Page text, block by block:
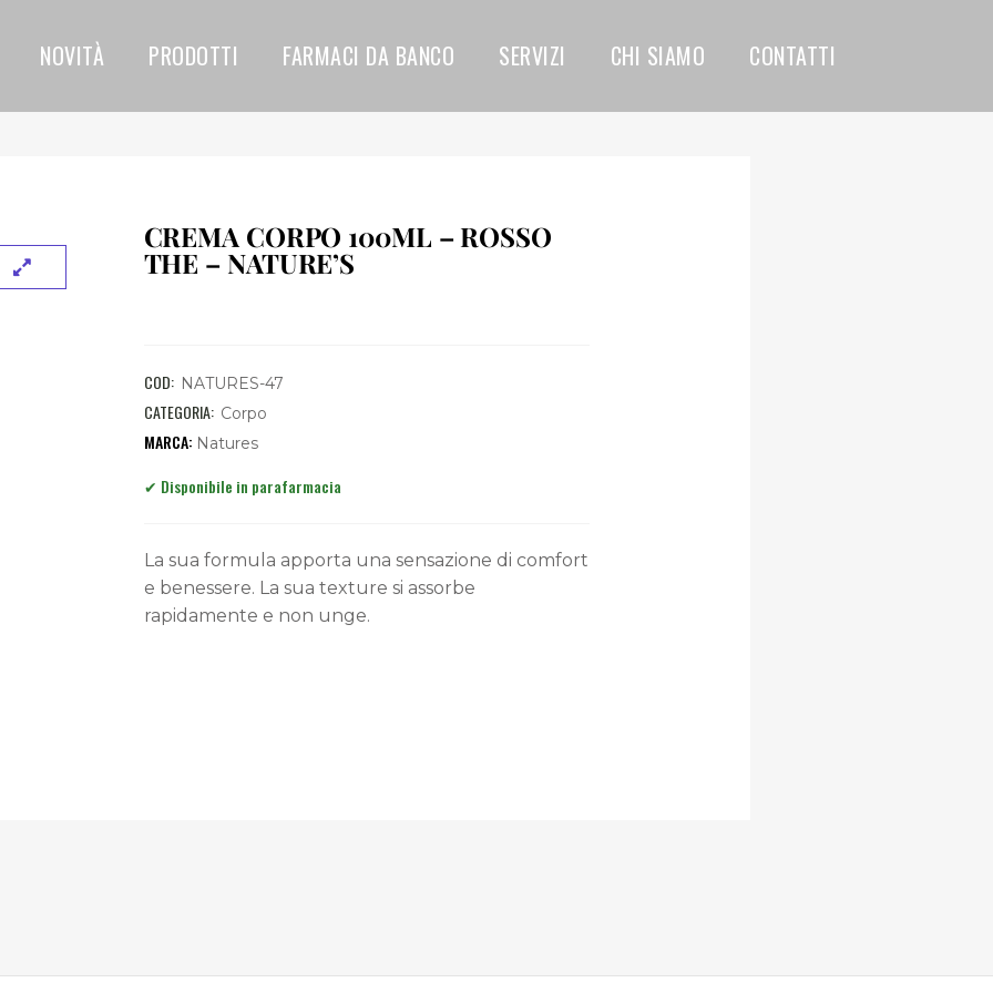
NOVITÀ PRODOTTI FARMACI DA BANCO SERVIZI CHI SIAMO CONTATTI
CREMA CORPO 100ML – ROSSO
THE – NATURE’S
COD: NATURES-47
CATEGORIA: Corpo
Natures
La sua formula apporta una sensazione di comfort
e benessere. La sua texture si assorbe
rapidamente e non unge.